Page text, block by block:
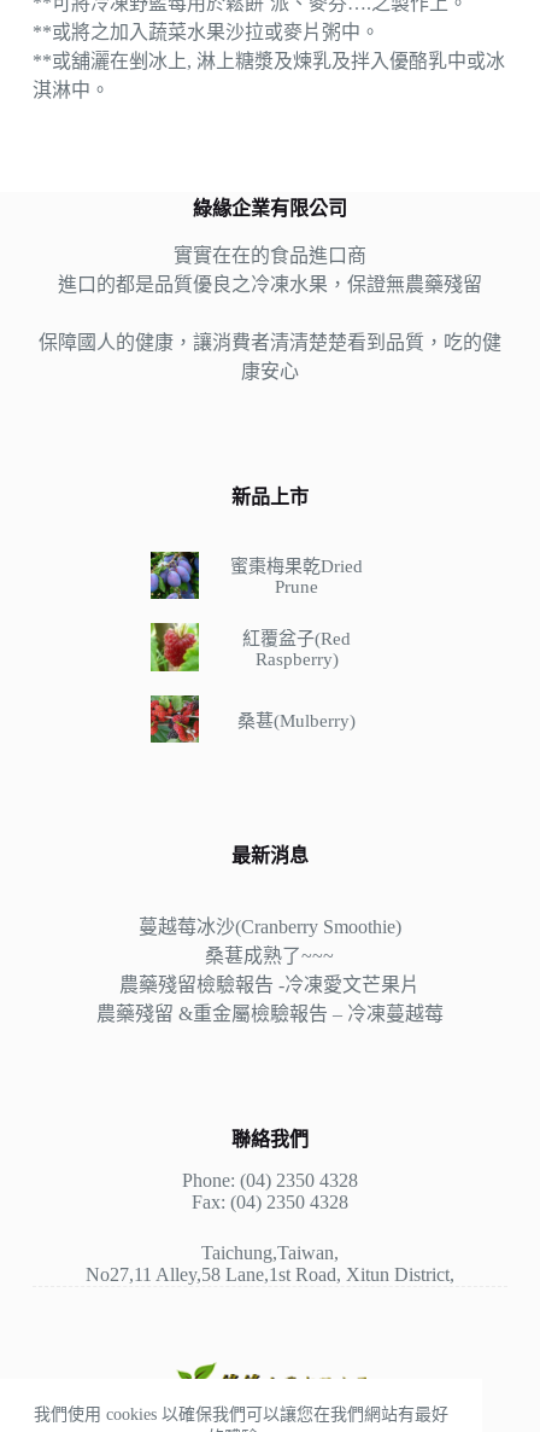
我們使用 cookies 以確保我們可以讓您在我們網站有最好
**或將之加入蔬菜水果沙拉或麥片粥中。
**或舖灑在剉冰上, 淋上糖漿及煉乳及拌入優酪乳中或冰
淇淋中。
綠緣企業有限公司
實實在在的食品進口商
進口的都是品質優良之冷凍水果，保證無農藥殘留
保障國人的健康，讓消費者清清楚楚看到品質，吃的健
康安心
新品上市
蜜棗梅果乾Dried
Prune
紅覆盆子(Red
Raspberry)
桑葚(Mulberry)
最新消息
蔓越莓冰沙(Cranberry Smoothie)
桑葚成熟了~~~
農藥殘留檢驗報告 -冷凍愛文芒果片
農藥殘留 &重金屬檢驗報告 – 冷凍蔓越莓
聯絡我們
Phone: (04) 2350 4328
Fax: (04) 2350 4328
Taichung,Taiwan,
No27,11 Alley,58 Lane,1st Road, Xitun District,